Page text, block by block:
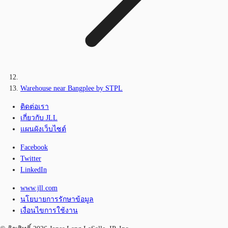
Warehouse near Bangplee by STPL
ติดต่อเรา
เกี่ยวกับ JLL
แผนผังเว็บไซต์
Facebook
Twitter
LinkedIn
www.jll.com
นโยบายการรักษาข้อมูล
เงื่อนไขการใช้งาน